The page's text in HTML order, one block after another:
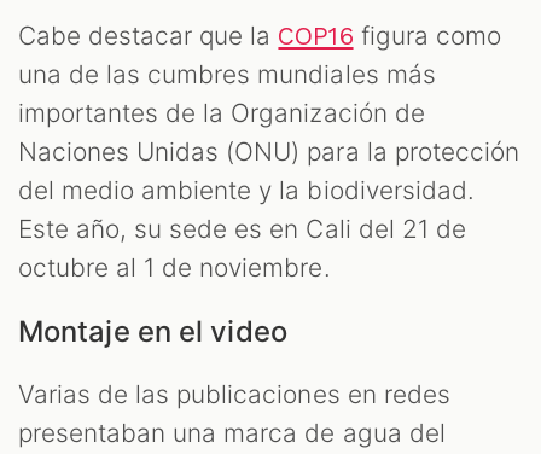
Cabe destacar que la COP16 figura como
una de las cumbres mundiales más
importantes de la Organización de
Naciones Unidas (ONU) para la protección
del medio ambiente y la biodiversidad.
Este año, su sede es en Cali del 21 de
octubre al 1 de noviembre.
Montaje en el video
Varias de las publicaciones en redes
presentaban una marca de agua del